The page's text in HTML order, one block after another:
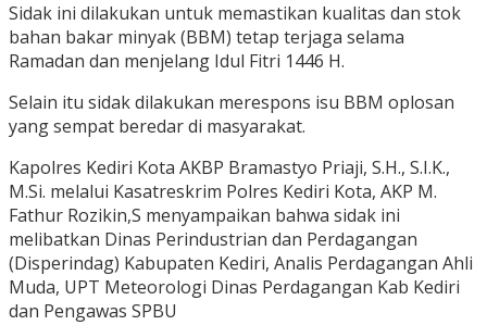
Sidak ini dilakukan untuk memastikan kualitas dan stok
bahan bakar minyak (BBM) tetap terjaga selama
Ramadan dan menjelang Idul Fitri 1446 H.
Selain itu sidak dilakukan merespons isu BBM oplosan
yang sempat beredar di masyarakat.
Kapolres Kediri Kota AKBP Bramastyo Priaji, S.H., S.I.K.,
M.Si. melalui Kasatreskrim Polres Kediri Kota, AKP M.
Fathur Rozikin,S menyampaikan bahwa sidak ini
melibatkan Dinas Perindustrian dan Perdagangan
(Disperindag) Kabupaten Kediri, Analis Perdagangan Ahli
Muda, UPT Meteorologi Dinas Perdagangan Kab Kediri
dan Pengawas SPBU